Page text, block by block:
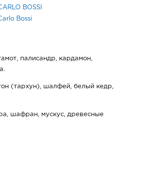
BOSSI
Bossi
палисандр, кардамон,
(тархун), шалфей, белый кедр,
шафран, мускус, древесные